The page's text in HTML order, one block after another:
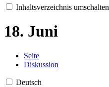
Inhaltsverzeichnis umschalten
18. Juni
Seite
Diskussion
Deutsch